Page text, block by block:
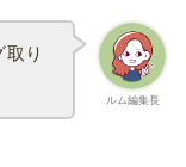
ルム編集長
り